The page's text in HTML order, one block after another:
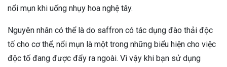
nổi mụn khi uống nhụy hoa nghệ tây.
Nguyên nhân có thể là do saffron có tác dụng đào thải độc
tố cho cơ thể, nổi mụn là một trong những biểu hiện cho việc
độc tố đang được đẩy ra ngoài. Vì vậy khi bạn sử dụng